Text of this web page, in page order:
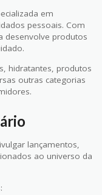
em
pessoais. Com
desenvolve produtos
hidratantes, produtos
outras categorias
lançamentos,
ao universo da